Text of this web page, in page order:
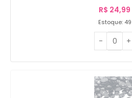
R$ 24,99
Estoque: 49